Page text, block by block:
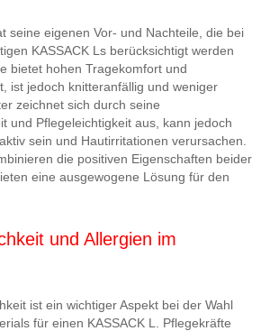
seine eigenen Vor- und Nachteile, die bei
KASSACK Ls berücksichtigt werden
bietet hohen Tragekomfort und
ist jedoch knitteranfällig und weniger
zeichnet sich durch seine
und Pflegeleichtigkeit aus, kann jedoch
sein und Hautirritationen verursachen.
die positiven Eigenschaften beider
eine ausgewogene Lösung für den
und Allergien im
ist ein wichtiger Aspekt bei der Wahl
für einen KASSACK L. Pflegekräfte